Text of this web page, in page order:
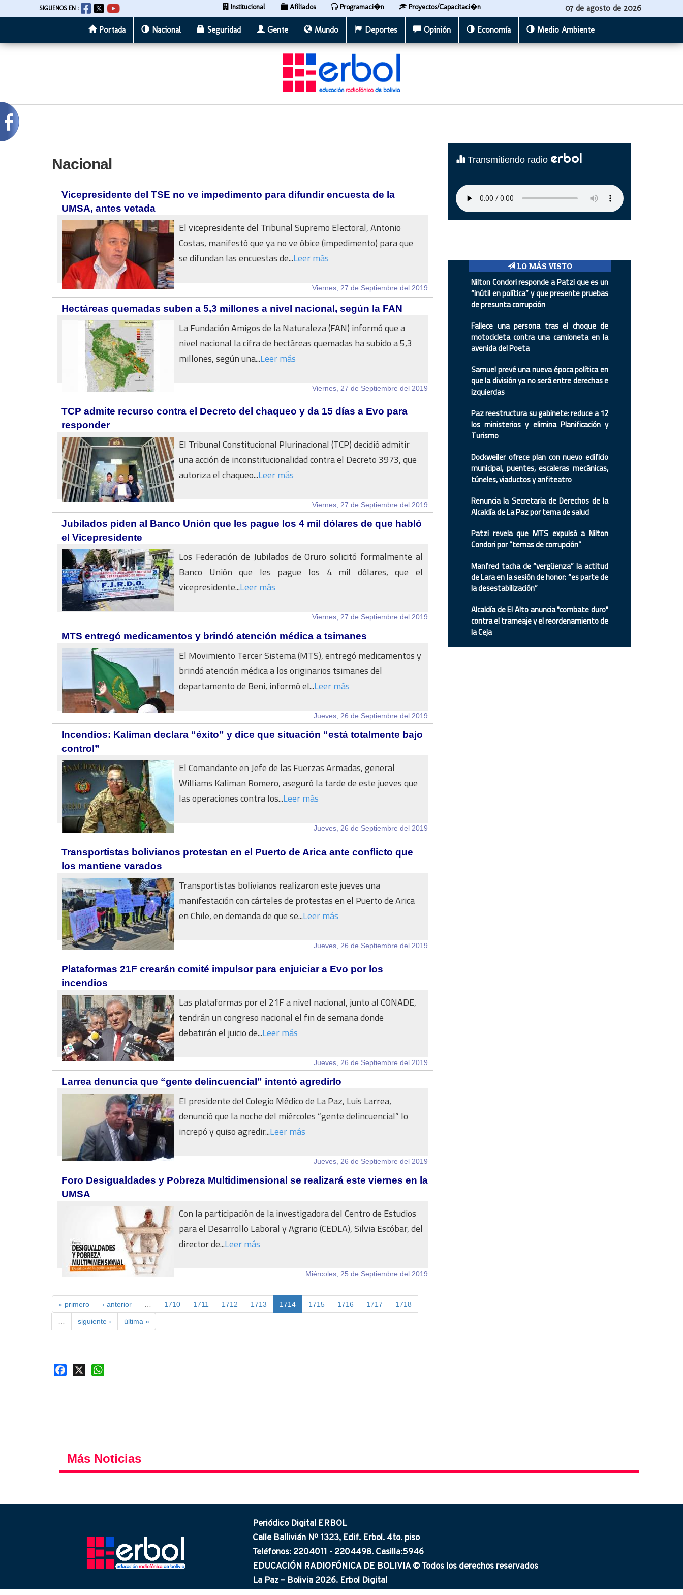
al
SIGUENOS EN : Institucional Afiliados Programaci�n Proyectos/Capacitaci�n 07 de agosto de 2026
Portada Nacional Seguridad Gente Mundo Deportes Opinión Economía Medio Ambiente
Nacional
Vicepresidente del TSE no ve impedimento para difundir encuesta de la
UMSA, antes vetada
El vicepresidente del Tribunal Supremo Electoral, Antonio
Costas, manifestó que ya no ve óbice (impedimento) para que
se difundan las encuestas de...Leer más
Viernes, 27 de Septiembre del 2019
Hectáreas quemadas suben a 5,3 millones a nivel nacional, según la FAN
La Fundación Amigos de la Naturaleza (FAN) informó que a
nivel nacional la cifra de hectáreas quemadas ha subido a 5,3
millones, según una...Leer más
Viernes, 27 de Septiembre del 2019
TCP admite recurso contra el Decreto del chaqueo y da 15 días a Evo para
responder
El Tribunal Constitucional Plurinacional (TCP) decidió admitir
una acción de inconstitucionalidad contra el Decreto 3973, que
autoriza el chaqueo...Leer más
Viernes, 27 de Septiembre del 2019
Jubilados piden al Banco Unión que les pague los 4 mil dólares de que habló
el Vicepresidente
Los Federación de Jubilados de Oruro solicitó formalmente al
Banco Unión que les pague los 4 mil dólares, que el
vicepresidente...Leer más
Viernes, 27 de Septiembre del 2019
MTS entregó medicamentos y brindó atención médica a tsimanes
El Movimiento Tercer Sistema (MTS), entregó medicamentos y
brindó atención médica a los originarios tsimanes del
departamento de Beni, informó el...Leer más
Jueves, 26 de Septiembre del 2019
Incendios: Kaliman declara “éxito” y dice que situación “está totalmente bajo
control”
El Comandante en Jefe de las Fuerzas Armadas, general
Williams Kaliman Romero, aseguró la tarde de este jueves que
las operaciones contra los...Leer más
Jueves, 26 de Septiembre del 2019
Transportistas bolivianos protestan en el Puerto de Arica ante conflicto que
los mantiene varados
Transportistas bolivianos realizaron este jueves una
manifestación con cárteles de protestas en el Puerto de Arica
en Chile, en demanda de que se...Leer más
Jueves, 26 de Septiembre del 2019
Plataformas 21F crearán comité impulsor para enjuiciar a Evo por los
incendios
Las plataformas por el 21F a nivel nacional, junto al CONADE,
tendrán un congreso nacional el fin de semana donde
debatirán el juicio de...Leer más
Jueves, 26 de Septiembre del 2019
Larrea denuncia que “gente delincuencial” intentó agredirlo
El presidente del Colegio Médico de La Paz, Luis Larrea,
denunció que la noche del miércoles “gente delincuencial” lo
increpó y quiso agredir...Leer más
Jueves, 26 de Septiembre del 2019
Foro Desigualdades y Pobreza Multidimensional se realizará este viernes en la
UMSA
Con la participación de la investigadora del Centro de Estudios
para el Desarrollo Laboral y Agrario (CEDLA), Silvia Escóbar, del
director de...Leer más
Miércoles, 25 de Septiembre del 2019
« primero ‹ anterior 1710 1711 1712 1713 1714 1715 1716 1717 1718
siguiente › última »
Facebook
Transmitiendo radio erbol
LO MÁS VISTO
Nilton Condori responde a Patzi que es un
“inútil en política” y que presente pruebas
de presunta corrupción
Fallece una persona tras el choque de
motocicleta contra una camioneta en la
avenida del Poeta
Samuel prevé una nueva época política en
que la división ya no será entre derechas e
izquierdas
Paz reestructura su gabinete: reduce a 12
los ministerios y elimina Planificación y
Turismo
Dockweiler ofrece plan con nuevo edificio
municipal, puentes, escaleras mecánicas,
túneles, viaductos y anfiteatro
Renuncia la Secretaria de Derechos de la
Alcaldía de La Paz por tema de salud
Patzi revela que MTS expulsó a Nilton
Condori por “temas de corrupción”
Manfred tacha de “vergüenza” la actitud
de Lara en la sesión de honor: “es parte de
la desestabilización”
Alcaldía de El Alto anuncia "combate duro"
contra el trameaje y el reordenamiento de
la Ceja
Más Noticias
Periódico Digital ERBOL
Calle Ballivián Nº 1323, Edif. Erbol. 4to. piso
Teléfonos: 2204011 - 2204498. Casilla:5946
EDUCACIÓN RADIOFÓNICA DE BOLIVIA © Todos los derechos reservados
La Paz – Bolivia 2026. Erbol Digital